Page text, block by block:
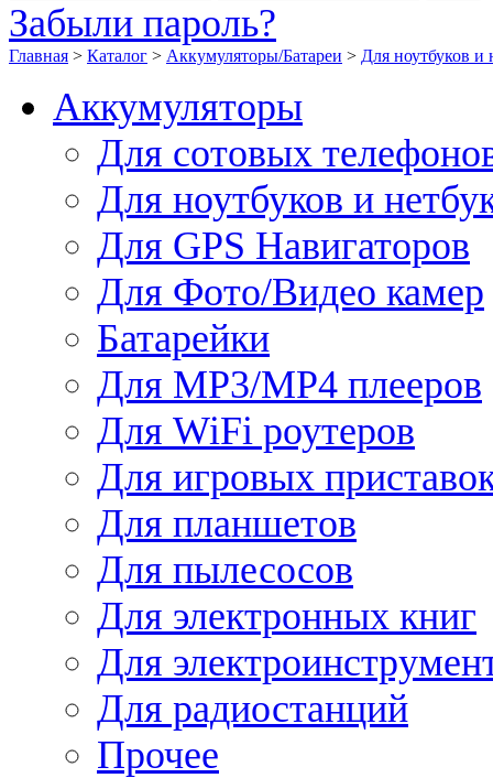
Забыли пароль?
Главная > Каталог > Аккумуляторы/Батареи > Для ноутбуков и
Аккумуляторы
Для сотовых
Для ноутбуков и
Для GPS Навигаторов
Для Фото/Видео камер
Батарейки
Для MP3/MP4 плееров
Для WiFi роутеров
Для игровых
Для планшетов
Для пылесосов
Для электронных книг
Для
Для радиостанций
Прочее